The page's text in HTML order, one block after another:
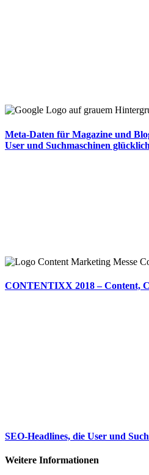
Meta-Daten für Magazine und
User und Suchmaschinen glücklich
CONTENTIXX 2018 – Content,
SEO-Headlines, die User und
Weitere Informationen